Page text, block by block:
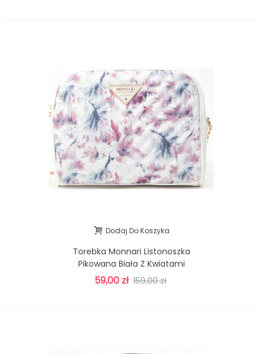
Dodaj Do Koszyka
Torebka Monnari Listonoszka
Pikowana Biała Z Kwiatami
59,00 zł 159,00 zł